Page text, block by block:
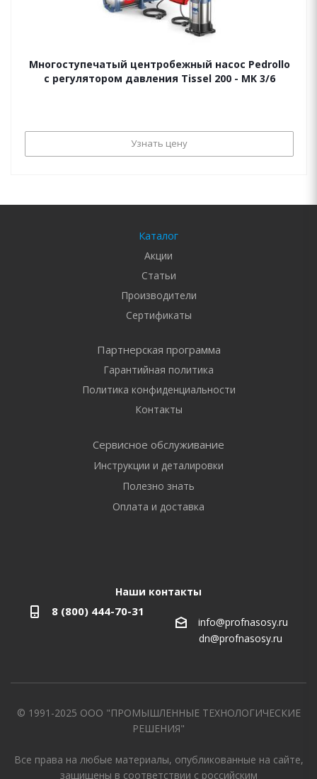
Многоступечатый центробежный насос Pedrollo
с регулятором давления Tissel 200 - MK 3/6
Узнать цену
Каталог
Акции
Статьи
Производители
Сертификаты
Партнерская программа
Гарантийная политика
Политика конфиденциальности
Контакты
Сервисное обслуживание
Инструкции и деталировки
Полезно знать
Оплата и доставка
Наши контакты
8 (800) 444-70-31
info@profnasosy.ru
dn@profnasosy.ru
© 1991-2025 ООО "ПРОМЫШЛЕННЫЕ ТЕХНОЛОГИЧЕСКИЕ
РЕШЕНИЯ"
Все права на любые материалы, опубликованные на сайте,
защищены в соответствии с российским